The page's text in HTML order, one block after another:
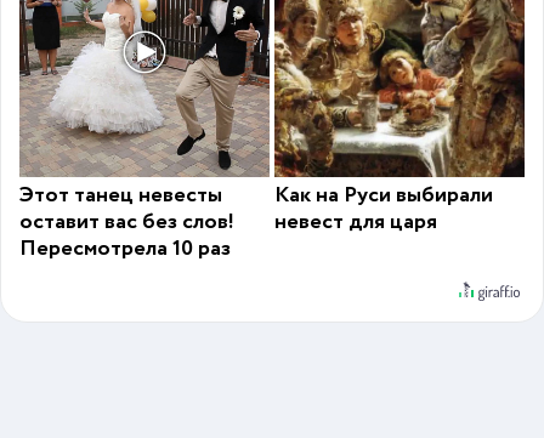
Этот танец невесты
оставит вас без слов!
Пересмотрела 10 раз
Как на Руси выбирали
невест для царя